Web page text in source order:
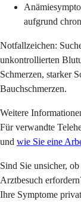
aufgrund
Notfallzeichen:
unkontrollierten
Schmerzen, starker
Bauchschmerzen.
Weitere
Für verwandte
und wie Sie eine
Sind Sie unsicher,
Arztbesuch
Ihre Symptome